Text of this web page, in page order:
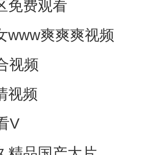
免费观看
www爽爽爽视频
视频
视频
V